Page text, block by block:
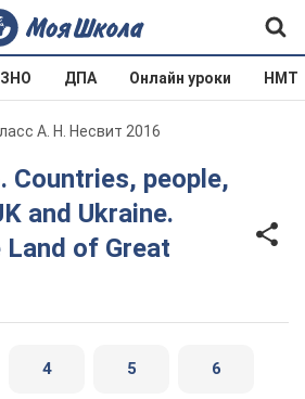
ЗНО ДПА Онлайн уроки НМТ
А. Н. Несвит 2016
and Ukraine.
Land of Great
4 5 6